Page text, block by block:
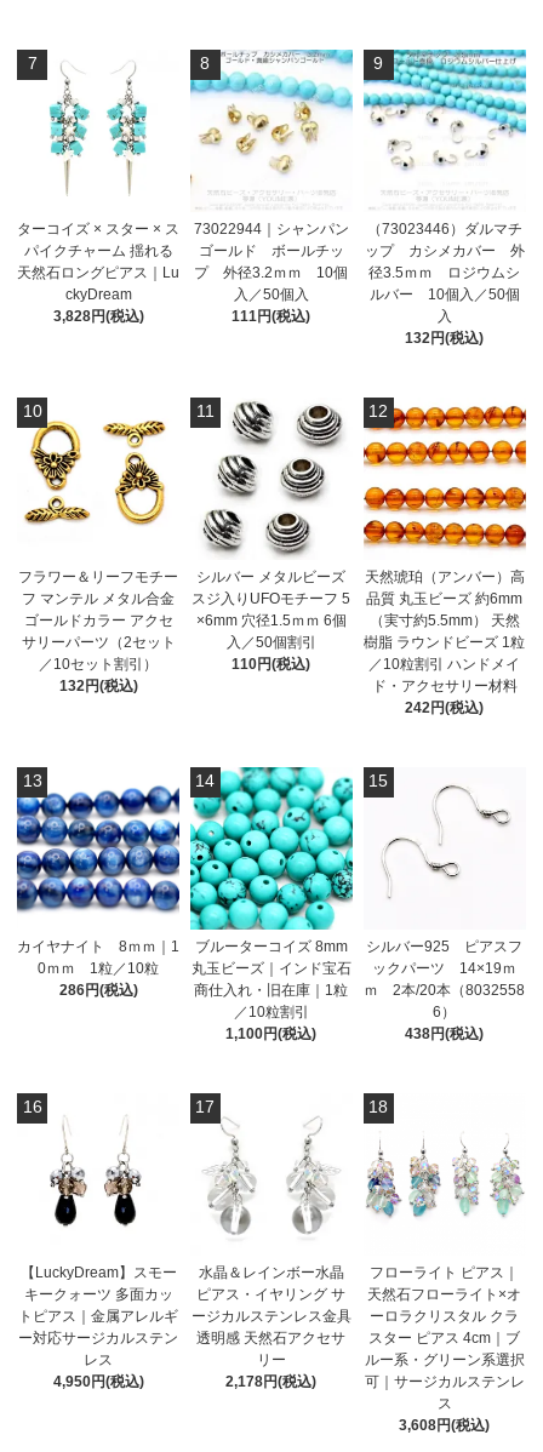
7
ターコイズ × スター × ス
パイクチャーム 揺れる
天然石ロングピアス｜Lu
ckyDream
3,828円(税込)
8
73022944｜シャンパン
ゴールド ボールチッ
プ 外径3.2ｍｍ 10個
入／50個入
111円(税込)
9
（73023446）ダルマチ
ップ カシメカバー 外
径3.5ｍｍ ロジウムシ
ルバー 10個入／50個
入
132円(税込)
10
フラワー＆リーフモチー
フ マンテル メタル合金
ゴールドカラー アクセ
サリーパーツ（2セット
／10セット割引）
132円(税込)
11
シルバー メタルビーズ
スジ入りUFOモチーフ 5
×6mm 穴径1.5ｍｍ 6個
入／50個割引
110円(税込)
12
天然琥珀（アンバー）高
品質 丸玉ビーズ 約6mm
（実寸約5.5mm） 天然
樹脂 ラウンドビーズ 1粒
／10粒割引 ハンドメイ
ド・アクセサリー材料
242円(税込)
13
カイヤナイト 8ｍｍ｜1
0ｍｍ 1粒／10粒
286円(税込)
14
ブルーターコイズ 8mm
丸玉ビーズ｜インド宝石
商仕入れ・旧在庫｜1粒
／10粒割引
1,100円(税込)
15
シルバー925 ピアスフ
ックパーツ 14×19ｍ
ｍ 2本/20本（8032558
6）
438円(税込)
16
【LuckyDream】スモー
キークォーツ 多面カッ
トピアス｜金属アレルギ
ー対応サージカルステン
レス
4,950円(税込)
17
水晶＆レインボー水晶
ピアス・イヤリング サ
ージカルステンレス金具
透明感 天然石アクセサ
リー
2,178円(税込)
18
フローライト ピアス｜
天然石フローライト×オ
ーロラクリスタル クラ
スター ピアス 4cm｜ブ
ルー系・グリーン系選択
可｜サージカルステンレ
ス
3,608円(税込)